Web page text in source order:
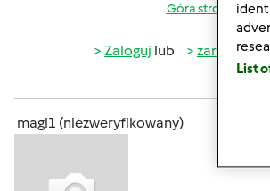
Góra strony
Zaloguj lub zarejestruj
magi1 (niezweryfikowany)
List